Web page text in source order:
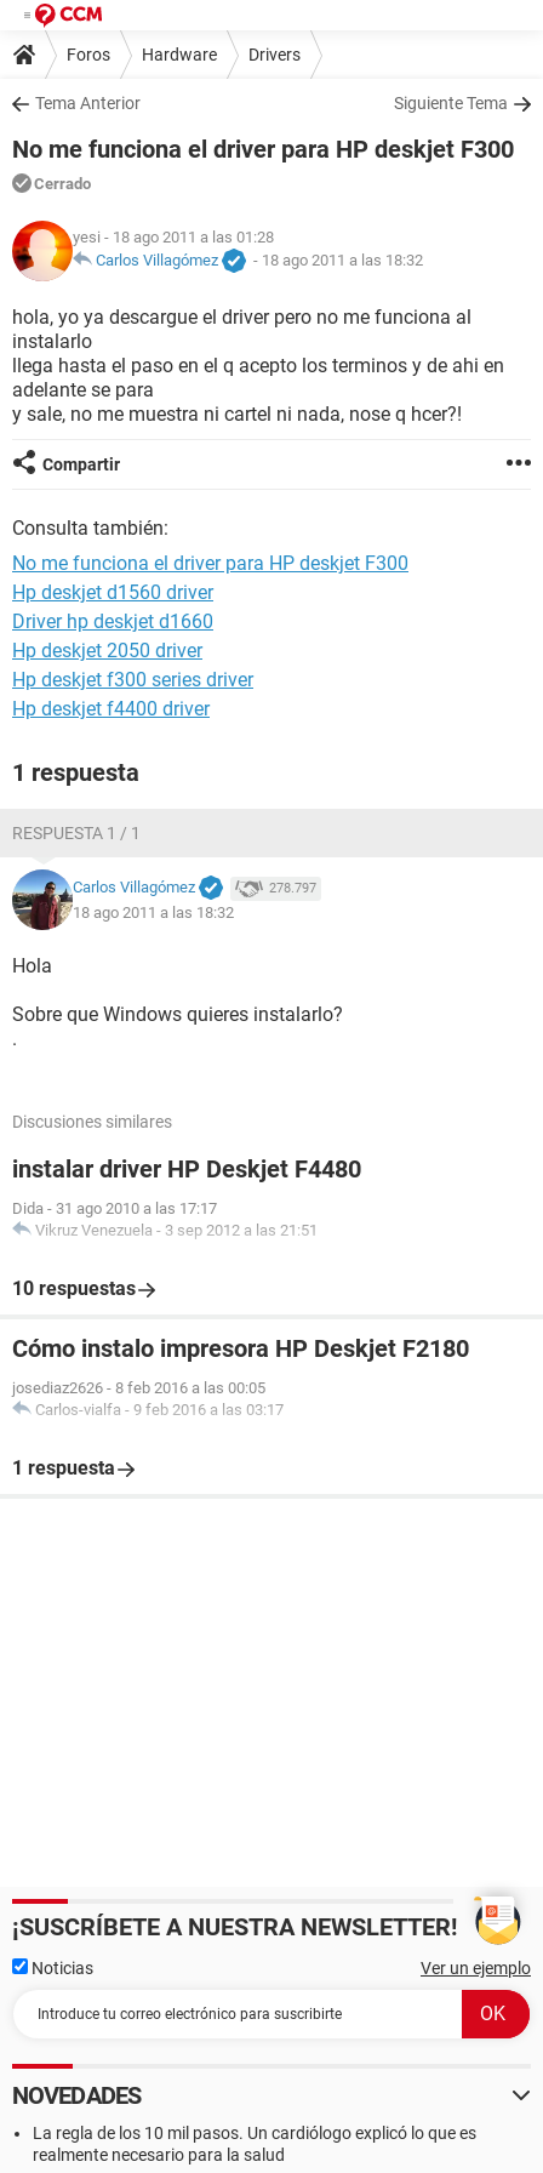
Foros Hardware Drivers
Tema Anterior Siguiente Tema
No me funciona el driver para HP deskjet F300
Cerrado
yesi - 18 ago 2011 a las 01:28
Carlos Villagómez
- 18 ago 2011 a las 18:32
hola, yo ya descargue el driver pero no me funciona al
instalarlo
llega hasta el paso en el q acepto los terminos y de ahi en
adelante se para
y sale, no me muestra ni cartel ni nada, nose q hcer?!
Compartir
Consulta también:
No me funciona el driver para HP deskjet F300
Hp deskjet d1560 driver
Driver hp deskjet d1660
Hp deskjet 2050 driver
Hp deskjet f300 series driver
Hp deskjet f4400 driver
1 respuesta
RESPUESTA 1 / 1
Carlos Villagómez 278.797
18 ago 2011 a las 18:32
Hola
Sobre que Windows quieres instalarlo?
.
Discusiones similares
instalar driver HP Deskjet F4480
Dida - 31 ago 2010 a las 17:17
Vikruz Venezuela - 3 sep 2012 a las 21:51
10 respuestas
Cómo instalo impresora HP Deskjet F2180
josediaz2626 - 8 feb 2016 a las 00:05
Carlos-vialfa - 9 feb 2016 a las 03:17
1 respuesta
¡SUSCRÍBETE A NUESTRA NEWSLETTER!
Noticias Ver un ejemplo
NOVEDADES
La regla de los 10 mil pasos. Un cardiólogo explicó lo que es
realmente necesario para la salud